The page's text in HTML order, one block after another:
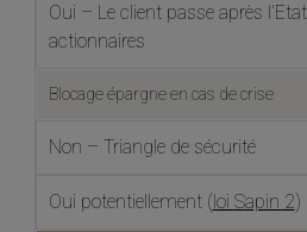
Oui – Le client passe après
actionnaires
Blocage épargne en cas de crise
Non – Triangle de sécurité
Oui potentiellement (loi Sapin 2)